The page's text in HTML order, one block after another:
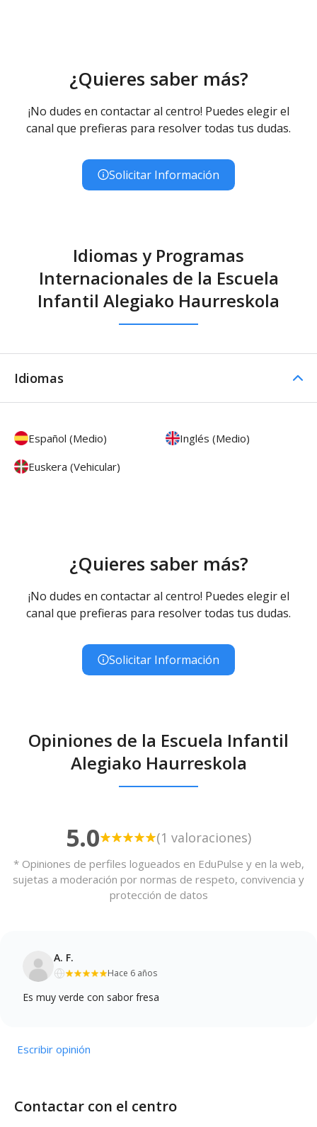
¿Quieres saber más?
¡No dudes en contactar al centro! Puedes elegir el
canal que prefieras para resolver todas tus dudas.
Solicitar Información
Idiomas y Programas
Internacionales de la Escuela
Infantil Alegiako Haurreskola
Idiomas
Español (Medio)
Inglés (Medio)
Euskera (Vehicular)
¿Quieres saber más?
¡No dudes en contactar al centro! Puedes elegir el
canal que prefieras para resolver todas tus dudas.
Solicitar Información
Opiniones de la Escuela Infantil
Alegiako Haurreskola
5.0 (1 valoraciones)
* Opiniones de perfiles logueados en EduPulse y en la web,
sujetas a moderación por normas de respeto, convivencia y
protección de datos
A. F.
Hace 6 años
Es muy verde con sabor fresa
Escribir opinión
Contactar con el centro